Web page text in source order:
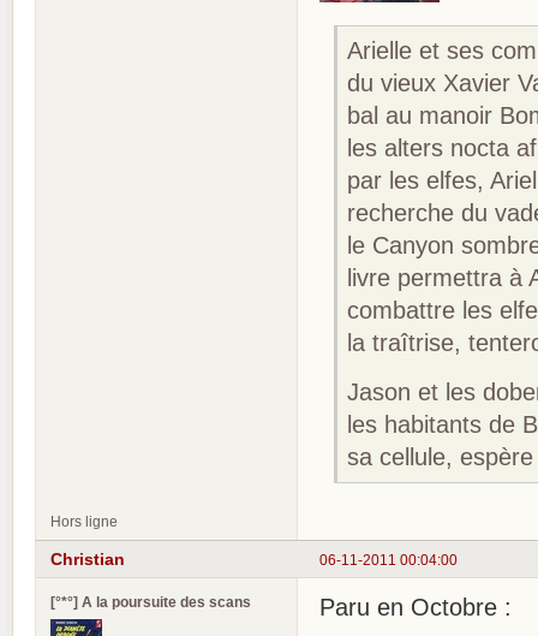
Arielle et ses
du vieux Xavier
bal au manoir
les alters nocta
par les elfes,
recherche du
le Canyon
livre permettra à
combattre les
la traîtrise,
Jason et les
les habitants de
sa cellule,
Hors ligne
06-11-2011 00:04:00
Christian
[°*°] A la poursuite des scans
Paru en Octobre :